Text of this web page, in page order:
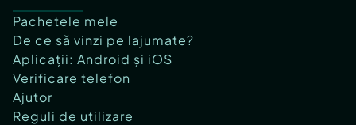
Pachetele mele
De ce să vinzi pe lajumate?
Aplicații: Android și iOS
Verificare telefon
Ajutor
Reguli de utilizare